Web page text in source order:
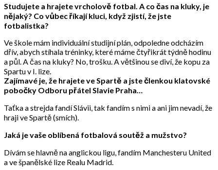
Studujete a hrajete vrcholově fotbal. A co čas na kluky, je
nějaký? Co vůbec říkají kluci, když zjistí, že jste
fotbalistka?
Ve škole mám individuální studijní plán, odpoledne odcházím
dřív, abych stíhala tréninky, které máme čtyřikrát týdně hodinu
a půl. A čas na kluky? No, trošku. A většinou se diví, že kopu za
Spartu v I. lize.
Zajímavé je, že hrajete ve Spartě a jste členkou klatovské
pobočky Odboru přátel Slavie Praha…
Taťka a strejda fandí Slávii, tak fandím s nimi a ani jim nevadí, že
hraji ve Spartě (smích).
Jaká je vaše oblíbená fotbalová soutěž a mužstvo?
Dívám se hlavně na anglickou ligu, fandím Manchesteru United
a ve španělské lize Realu Madrid.